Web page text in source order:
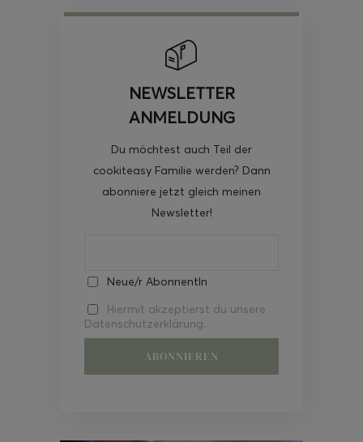
NEWSLETTER
ANMELDUNG
Du möchtest auch Teil der
cookiteasy Familie werden? Dann
abonniere jetzt gleich meinen
Newsletter!
Neue/r AbonnentIn
Hiermit akzeptierst du unsere
Datenschutzerklärung.